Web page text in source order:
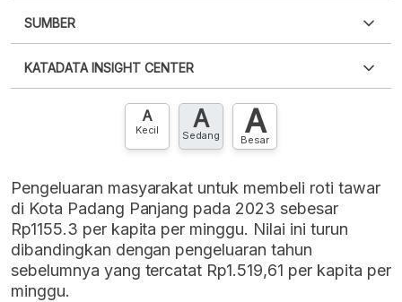
XLS
SUMBER
punya akun?Silakan Daftar sekarang
KATADATA INSIGHT CENTER
Hubungi sekarang »
A
Kecil A
Sedang A
Besar
Pengeluaran masyarakat untuk membeli roti tawar
di Kota Padang Panjang pada 2023 sebesar
Rp1155.3 per kapita per minggu. Nilai ini turun
dibandingkan dengan pengeluaran tahun
sebelumnya yang tercatat Rp1.519,61 per kapita per
minggu.